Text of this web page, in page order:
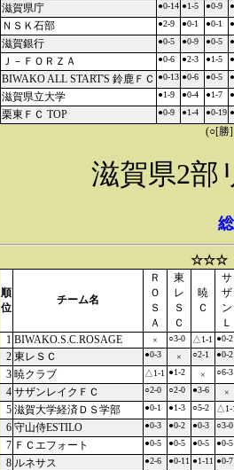
滋賀県庁 ●0-14 ●1-5 ●0-9
ＮＳＫ石部 ●2-9 ●0-1 ●0-1
滋賀銀行 ●0-5 ●0-9 ●0-5
Ｊ－ＦＯＲＺＡ ●0-6 ●2-3 ●1-5
BIWAKO ALL START'S 鈴鹿ＦＣ ●0-13 ●0-6 ●0-5
滋賀県立大学 ●1-9 ●0-4 ●1-7
栗東ＦＣ TOP ●0-9 ●1-4 ●0-19
(○[勝
滋賀県2部
☆☆☆
順
位
チーム名
Ｒ
Ｏ
Ｓ
Ａ
東
レ
Ｓ
Ｃ
暁
Ｃ
サ
ザ
ン
Ｌ
1 BIWAKO.S.C.ROSAGE × ○3-0 △1-1 ●0-2
2 東レＳＣ ●0-3 × ○2-1 ●0-2
3 暁クラブ △1-1 ●1-2 × ○6-3
4 サザンレイクＦＣ ○2-0 ○2-0 ●3-6 ×
5 滋賀大学経済ＤＳ学部 ●0-1 ●1-3 ○5-2 △1-
6 守山侍ESTILO ●0-3 ●0-2 ●0-3 ○3-0
7 ＦＣエフォート ●0-5 ●0-5 ●0-5 ●0-5
8 ルネサス ●2-6 ●0-11 ●1-11 ●0-7